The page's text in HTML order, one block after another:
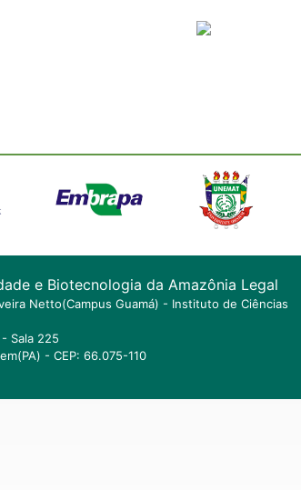
e Biotecnologia da Amazônia Legal
Netto(Campus Guamá) - Instituto de Ciências
Sala 225
- CEP: 66.075-110